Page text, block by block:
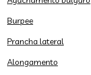
Burpee
Prancha lateral
Alongamento